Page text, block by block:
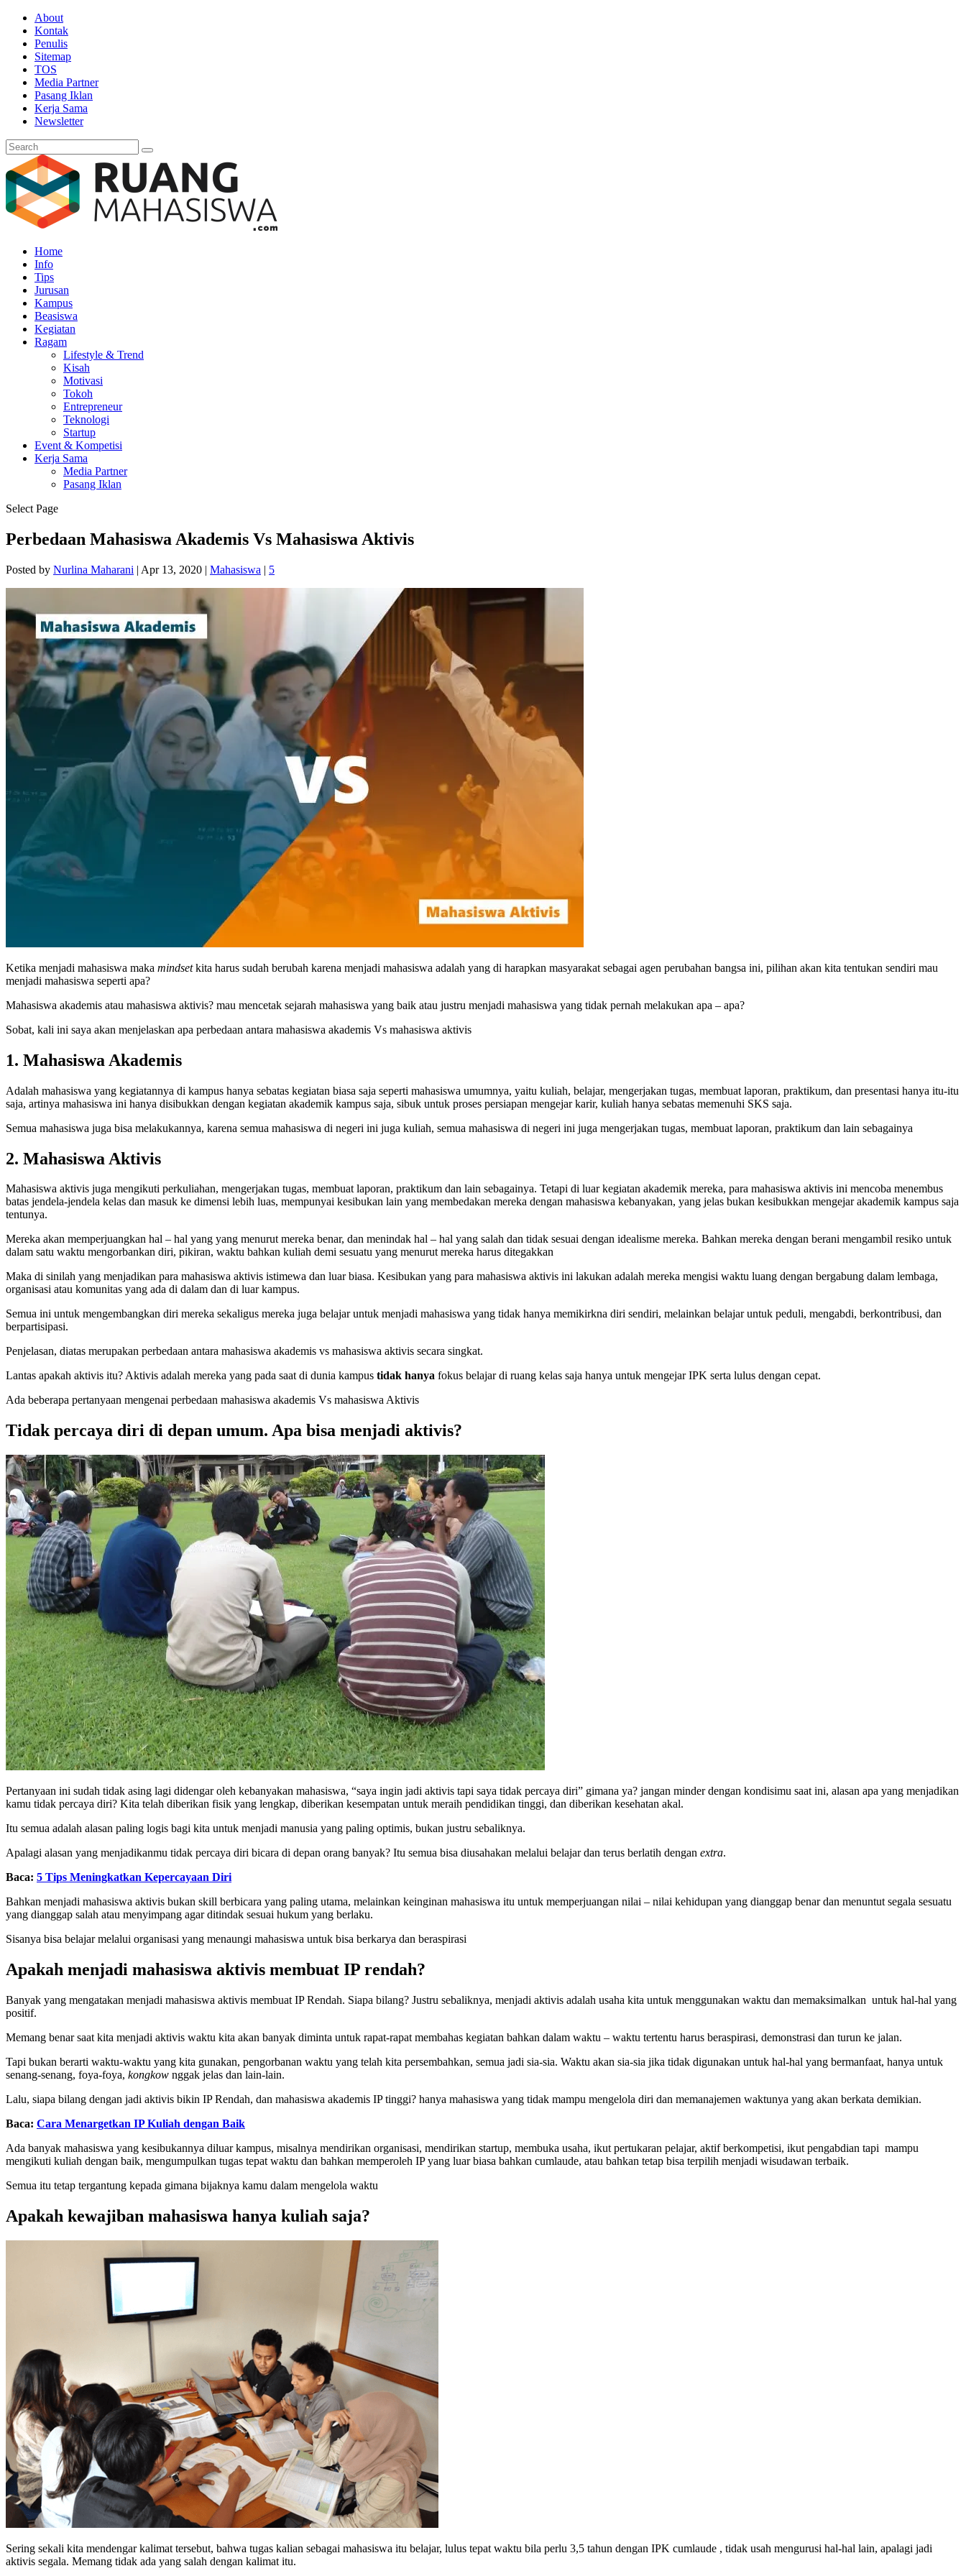
About
Kontak
Penulis
Sitemap
TOS
Media Partner
Pasang Iklan
Kerja Sama
Newsletter
Home
Info
Tips
Jurusan
Kampus
Beasiswa
Kegiatan
Ragam
Lifestyle & Trend
Kisah
Motivasi
Tokoh
Entrepreneur
Teknologi
Startup
Event & Kompetisi
Kerja Sama
Media Partner
Pasang Iklan
Select Page
Perbedaan Mahasiswa Akademis Vs Mahasiswa Aktivis
Posted by Nurlina Maharani | Apr 13, 2020 | Mahasiswa | 5
Ketika menjadi mahasiswa maka mindsetkita harus sudah berubah karena menjadi mahasiswa adalah yang di harapkan masyarakat sebagai agen perubahan bangsa ini, pilihan akan kita tentukan sendiri mau
menjadi mahasiswa seperti apa?
Mahasiswa akademis atau mahasiswa aktivis? mau mencetak sejarah mahasiswa yang baik atau justru menjadi mahasiswa yang tidak pernah melakukan apa – apa?
Sobat, kali ini saya akan menjelaskan apa perbedaan antara mahasiswa akademis Vs mahasiswa aktivis
1. Mahasiswa Akademis
Adalah mahasiswa yang kegiatannya di kampus hanya sebatas kegiatan biasa saja seperti mahasiswa umumnya, yaitu kuliah, belajar, mengerjakan tugas, membuat laporan, praktikum, dan presentasi hanya itu-itu
saja, artinya mahasiswa ini hanya disibukkan dengan kegiatan akademik kampus saja, sibuk untuk proses persiapan mengejar karir, kuliah hanya sebatas memenuhi SKS saja.
Semua mahasiswa juga bisa melakukannya, karena semua mahasiswa di negeri ini juga kuliah, semua mahasiswa di negeri ini juga mengerjakan tugas, membuat laporan, praktikum dan lain sebagainya
2. Mahasiswa Aktivis
Mahasiswa aktivis juga mengikuti perkuliahan, mengerjakan tugas, membuat laporan, praktikum dan lain sebagainya. Tetapi di luar kegiatan akademik mereka, para mahasiswa aktivis ini mencoba menembus
batas jendela-jendela kelas dan masuk ke dimensi lebih luas, mempunyai kesibukan lain yang membedakan mereka dengan mahasiswa kebanyakan, yang jelas bukan kesibukkan mengejar akademik kampus saja
tentunya.
Mereka akan memperjuangkan hal – hal yang yang menurut mereka benar, dan menindak hal – hal yang salah dan tidak sesuai dengan idealisme mereka. Bahkan mereka dengan berani mengambil resiko untuk
dalam satu waktu mengorbankan diri, pikiran, waktu bahkan kuliah demi sesuatu yang menurut mereka harus ditegakkan
Maka di sinilah yang menjadikan para mahasiswa aktivis istimewa dan luar biasa. Kesibukan yang para mahasiswa aktivis ini lakukan adalah mereka mengisi waktu luang dengan bergabung dalam lembaga,
organisasi atau komunitas yang ada di dalam dan di luar kampus.
Semua ini untuk mengembangkan diri mereka sekaligus mereka juga belajar untuk menjadi mahasiswa yang tidak hanya memikirkna diri sendiri, melainkan belajar untuk peduli, mengabdi, berkontribusi, dan
berpartisipasi.
Penjelasan, diatas merupakan perbedaan antara mahasiswa akademis vs mahasiswa aktivis secara singkat.
Lantas apakah aktivis itu? Aktivis adalah mereka yang pada saat di dunia kampus tidak hanya fokus belajar di ruang kelas saja hanya untuk mengejar IPK serta lulus dengan cepat.
Ada beberapa pertanyaan mengenai perbedaan mahasiswa akademis Vs mahasiswa Aktivis
Tidak percaya diri di depan umum. Apa bisa menjadi aktivis?
Pertanyaan ini sudah tidak asing lagi didengar oleh kebanyakan mahasiswa, “saya ingin jadi aktivis tapi saya tidak percaya diri” gimana ya? jangan minder dengan kondisimu saat ini, alasan apa yang menjadikan
kamu tidak percaya diri? Kita telah diberikan fisik yang lengkap, diberikan kesempatan untuk meraih pendidikan tinggi, dan diberikan kesehatan akal.
Itu semua adalah alasan paling logis bagi kita untuk menjadi manusia yang paling optimis, bukan justru sebaliknya.
Apalagi alasan yang menjadikanmu tidak percaya diri bicara di depan orang banyak? Itu semua bisa diusahakan melalui belajar dan terus berlatih dengan extra.
Baca: 5 Tips Meningkatkan Kepercayaan Diri
Bahkan menjadi mahasiswa aktivis bukan skill berbicara yang paling utama, melainkan keinginan mahasiswa itu untuk memperjuangan nilai – nilai kehidupan yang dianggap benar dan menuntut segala sesuatu
yang dianggap salah atau menyimpang agar ditindak sesuai hukum yang berlaku.
Sisanya bisa belajar melalui organisasi yang menaungi mahasiswa untuk bisa berkarya dan beraspirasi
Apakah menjadi mahasiswa aktivis membuat IP rendah?
Banyak yang mengatakan menjadi mahasiswa aktivis membuat IP Rendah. Siapa bilang? Justru sebaliknya, menjadi aktivis adalah usaha kita untuk menggunakan waktu dan memaksimalkan untuk hal-hal yang
positif.
Memang benar saat kita menjadi aktivis waktu kita akan banyak diminta untuk rapat-rapat membahas kegiatan bahkan dalam waktu – waktu tertentu harus beraspirasi, demonstrasi dan turun ke jalan.
Tapi bukan berarti waktu-waktu yang kita gunakan, pengorbanan waktu yang telah kita persembahkan, semua jadi sia-sia. Waktu akan sia-sia jika tidak digunakan untuk hal-hal yang bermanfaat, hanya untuk
senang-senang, foya-foya, kongkow nggak jelas dan lain-lain.
Lalu, siapa bilang dengan jadi aktivis bikin IP Rendah, dan mahasiswa akademis IP tinggi? hanya mahasiswa yang tidak mampu mengelola diri dan memanajemen waktunya yang akan berkata demikian.
Baca: Cara Menargetkan IP Kuliah dengan Baik
Ada banyak mahasiswa yang kesibukannya diluar kampus, misalnya mendirikan organisasi, mendirikan startup, membuka usaha, ikut pertukaran pelajar, aktif berkompetisi, ikut pengabdian tapi mampu
mengikuti kuliah dengan baik, mengumpulkan tugas tepat waktu dan bahkan memperoleh IP yang luar biasa bahkan cumlaude, atau bahkan tetap bisa terpilih menjadi wisudawan terbaik.
Semua itu tetap tergantung kepada gimana bijaknya kamu dalam mengelola waktu
Apakah kewajiban mahasiswa hanya kuliah saja?
Sering sekali kita mendengar kalimat tersebut, bahwa tugas kalian sebagai mahasiswa itu belajar, lulus tepat waktu bila perlu 3,5 tahun dengan IPK cumlaude , tidak usah mengurusi hal-hal lain, apalagi jadi
aktivis segala. Memang tidak ada yang salah dengan kalimat itu.